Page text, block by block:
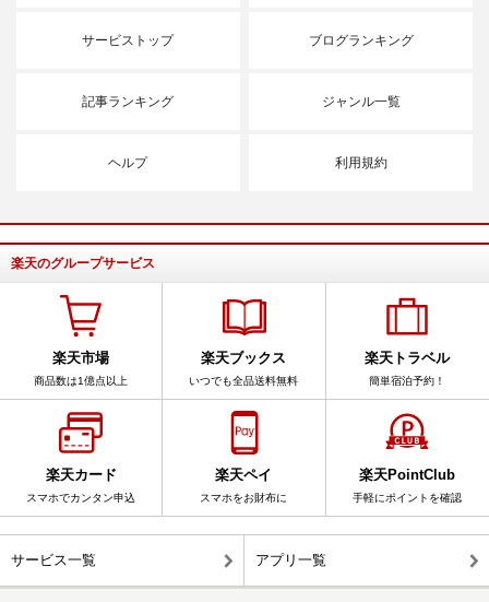
サービストップ ブログランキング
記事ランキング ジャンル一覧
ヘルプ 利用規約
楽天のグループサービス
楽天市場
商品数は1億点以上
楽天ブックス
いつでも全品送料無料
楽天トラベル
簡単宿泊予約！
楽天カード
スマホでカンタン申込
楽天ペイ
スマホをお財布に
楽天PointClub
手軽にポイントを確認
サービス一覧 アプリ一覧